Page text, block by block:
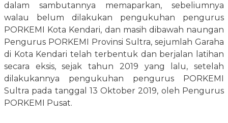
dalam sambutannya memaparkan, sebeliumnya
walau belum dilakukan pengukuhan pengurus
PORKEMI Kota Kendari, dan masih dibawah naungan
Pengurus PORKEMI Provinsi Sultra, sejumlah Garaha
di Kota Kendari telah terbentuk dan berjalan latihan
secara eksis, sejak tahun 2019 yang lalu, setelah
dilakukannya pengukuhan pengurus PORKEMI
Sultra pada tanggal 13 Oktober 2019, oleh Pengurus
PORKEMI Pusat.